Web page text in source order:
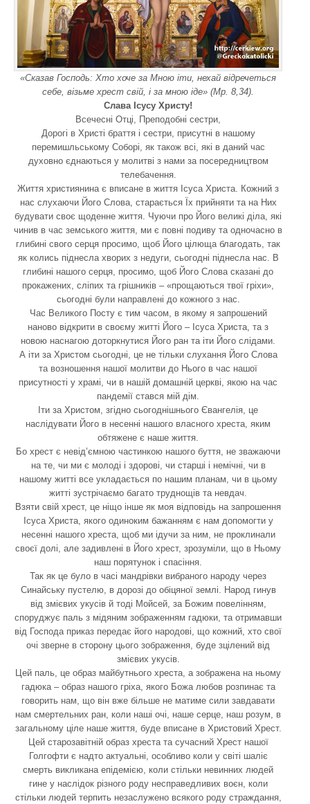
«Сказав Господь: Хто хоче за Мною іти, нехай відречеться
себе, візьме хрест свій, і за мною іде» (Мр. 8,34).
Слава Ісусу Христу!
Всечесні Отці, Преподобні сестри,
Дорогі в Христі браття і сестри, присутні в нашому
перемишльському Соборі, як також всі, які в даний час
духовно єднаються у молитві з нами за посередництвом
телебачення.
Життя християнина є вписане в життя Ісуса Христа. Кожний з
нас слухаючи Його Слова, старається Їх прийняти та на Них
будувати своє щоденне життя. Чуючи про Його великі діла, які
чинив в час земського життя, ми є повні подиву та одночасно в
глибині свого серця просимо, щоб Його цілюща благодать, так
як колись піднесла хворих з недуги, сьогодні піднесла нас. В
глибині нашого серця, просимо, щоб Його Слова сказані до
прокажених, сліпих та грішників – «прощаються твої гріхи»,
сьогодні були направлені до кожного з нас.
Час Великого Посту є тим часом, в якому я запрошений
наново відкрити в своєму житті Його – Ісуса Христа, та з
новою наснагою доторкнутися Його ран та іти Його слідами.
А іти за Христом сьогодні, це не тільки слухання Його Слова
та возношення нашої молитви до Нього в час нашої
присутності у храмі, чи в нашій домашній церкві, якою на час
пандемії стався мій дім.
Іти за Христом, згідно сьогоднішнього Євангелія, це
наслідувати Його в несенні нашого власного хреста, яким
обтяжене є наше життя.
Бо хрест є невід’ємною частинкою нашого буття, не зважаючи
на те, чи ми є молоді і здорові, чи старші і немічні, чи в
нашому житті все укладається по нашим планам, чи в цьому
житті зустрічаємо багато труднощів та невдач.
Взяти свій хрест, це ніщо інше як моя відповідь на запрошення
Ісуса Христа, якого одиноким бажанням є нам допомогти у
несенні нашого хреста, щоб ми ідучи за ним, не проклинали
своєї долі, але задивлені в Його хрест, зрозуміли, що в Ньому
наш порятунок і спасіння.
Так як це було в часі мандрівки вибраного народу через
Синайську пустелю, в дорозі до обіцяної землі. Народ гинув
від змієвих укусів й тоді Мойсей, за Божим повелінням,
споруджує паль з мідяним зображенням гадюки, та отримавши
від Господа приказ передає його народові, що кожний, хто свої
очі зверне в сторону цього зображення, буде зцілений від
змієвих укусів.
Цей паль, це образ майбутнього хреста, а зображена на ньому
гадюка – образ нашого гріха, якого Божа любов розпинає та
говорить нам, що він вже більше не матиме сили завдавати
нам смертельних ран, коли наші очі, наше серце, наш розум, в
загальному ціле наше життя, буде вписане в Христовий Хрест.
Цей старозавітній образ хреста та сучасний Хрест нашої
Голгофти є надто актуальні, особливо коли у світі шаліє
смерть викликана епідемією, коли стільки невинних людей
гине у наслідок різного роду несправедливих воєн, коли
стільки людей терпить незаслужено всякого роду страждання,